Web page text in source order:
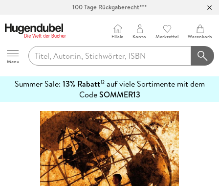
100 Tage Rückgaberecht***
Hugendubel
Menu
Filiale Konto Merkzettel Warenkorb
Summer Sale: 13% Rabatt12auf viele Sortimente mit dem
CodeSOMMER13
erfahren